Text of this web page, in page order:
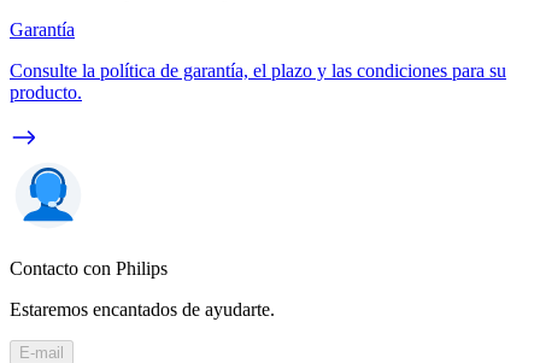
Garantía
Consulte la política de garantía, el plazo y las condiciones para su
producto.
Contacto con Philips
Estaremos encantados de ayudarte.
E-mail